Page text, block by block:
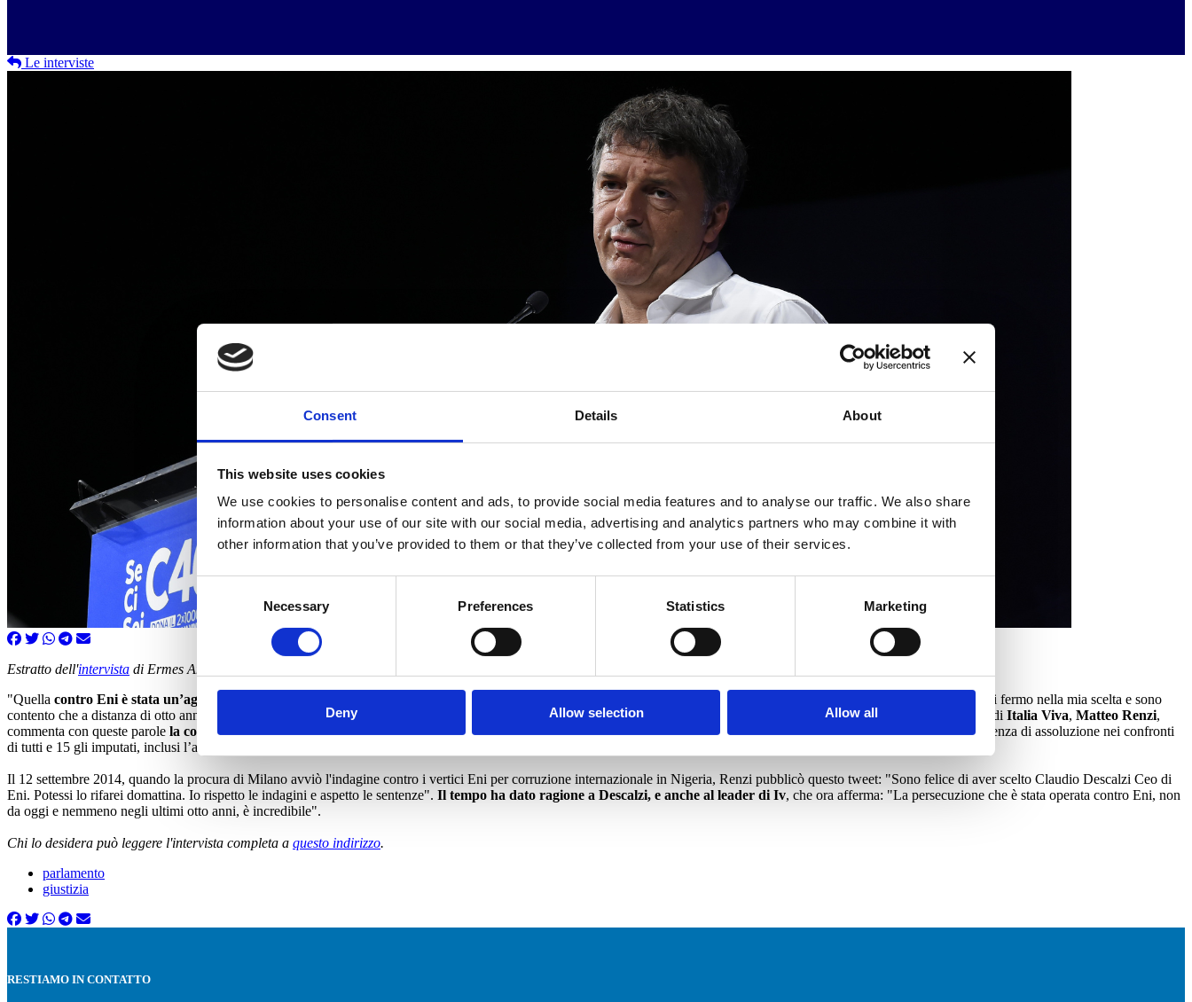
Consent Details About
This website uses cookies
We use cookies to personalise content and ads, to provide social media features and to analyse our traffic. We also share
information about your use of our site with our social media, advertising and analytics partners who may combine it with
other information that you’ve provided to them or that they’ve collected from your use of their services.
Selection
Necessary Preferences Statistics Marketing
Deny Allow selection Allow all
Le interviste
Estratto dell'intervista di Ermes Antonucci, “il Foglio”, 27 luglio 2022.
"Quella contro Eni è stata un’aggressione giudiziaria e mediatica
. Claudio Descalzi fu massacrato e molti fecero pressioni affinché io chiedessi le sue dimissioni. Io invece fui fermo nella mia scelta e sono
contento che a distanza di otto anni tutto si sia chiarito, anche perché ho visto quanto Descalzi abbia personalmente sofferto per questa vicenda”. Intervistato dal
, il leader di Italia Viva, Matteo Renzi,
commenta con queste parole la conclusione del processo Eni-Nigeria
, giunta pochi giorni fa in seguito alla decisione della procura generale di Milano di non impugnare la sentenza di assoluzione nei confronti
di tutti e 15 gli imputati, inclusi l’ad di Eni Claudio Descalzi e il suo predecessore Paolo Scaroni.
Il 12 settembre 2014, quando la procura di Milano avviò l'indagine contro i vertici Eni per corruzione internazionale in Nigeria, Renzi pubblicò questo tweet: "Sono felice di aver scelto Claudio Descalzi Ceo di
Eni. Potessi lo rifarei domattina. Io rispetto le indagini e aspetto le sentenze". Il tempo ha dato ragione a Descalzi, e anche al leader di Iv, che ora afferma: "La persecuzione che è stata operata contro Eni, non
da oggi e nemmeno negli ultimi otto anni, è incredibile".
Chi lo desidera può leggere l'intervista completa a questo indirizzo.
parlamento
giustizia
RESTIAMO IN CONTATTO